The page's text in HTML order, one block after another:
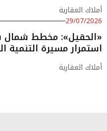
أملاك العقارية
29/07/2026
«الحقيل»: مخطط
استمرار مسيرة التنمية
أملاك العقارية